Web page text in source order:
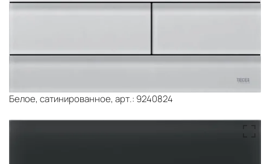
Белое, сатинированное, арт.: 9240824